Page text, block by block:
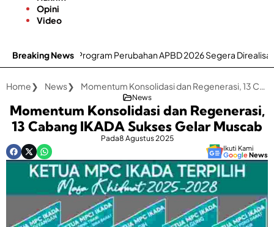
Opini
Video
Breaking News
Perubahan APBD 2026 Segera Direalisasikan
Home News Momentum Konsolidasi dan Regenerasi, 13 Cabang IKADA Sukses Gelar Muscab
News
Momentum Konsolidasi dan Regenerasi,
13 Cabang IKADA Sukses Gelar Muscab
Pada8 Agustus 2025
Ikuti Kami
GoogleNews